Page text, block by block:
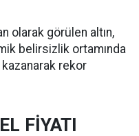
olarak görülen altın,
belirsizlik ortamında
kazanarak rekor
FİYATI